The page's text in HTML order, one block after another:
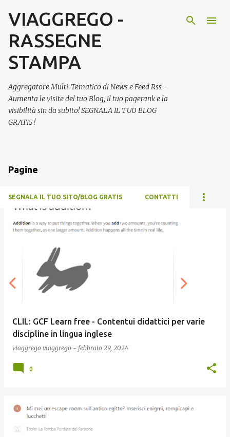
Passa ai contenuti principali
VIAGGREGO -
RASSEGNE
STAMPA
Aggregatore Multi-Tematico di News e Feed Rss -
Aumenta le visite del tuo Blog, il tuo pagerank e la
visibilità sin da subito! SEGNALA IL TUO BLOG
GRATIS !
Pagine
SEGNALA IL TUO SITO/BLOG GRATIS CONTATTI
CLIL: GCF Learn free - Contentui didattici per varie
discipline in lingua inglese
viaggrego viaggrego - febbraio 29, 2024
0